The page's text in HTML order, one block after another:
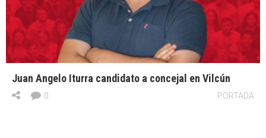
Juan Angelo Iturra candidato a concejal en Vilcún
PORTADA
0